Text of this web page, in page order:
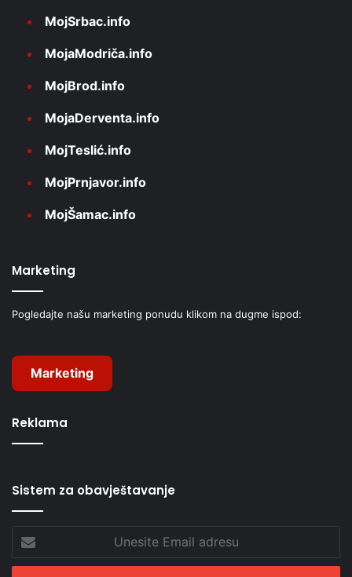
MojSrbac.info
MojaModriča.info
MojBrod.info
MojaDerventa.info
MojTeslić.info
MojPrnjavor.info
MojŠamac.info
Marketing
Pogledajte našu marketing ponudu klikom na dugme ispod:
Marketing
Reklama
Sistem za obavještavanje
Email
adresu